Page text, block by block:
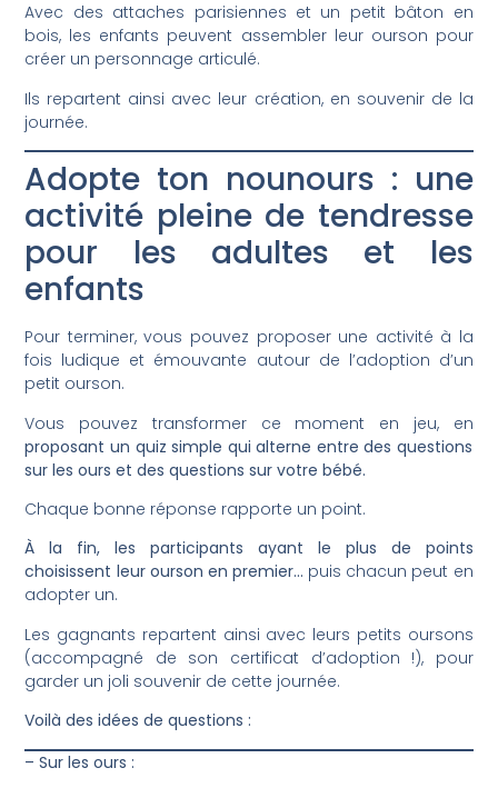
Avec des attaches parisiennes et un petit bâton en
bois, les enfants peuvent assembler leur ourson pour
créer un personnage articulé.
Ils repartent ainsi avec leur création, en souvenir de la
journée.
Adopte ton nounours : une
activité pleine de tendresse
pour les adultes et les
enfants
Pour terminer, vous pouvez proposer une activité à la
fois ludique et émouvante autour de l’adoption d’un
petit ourson.
Vous pouvez transformer ce moment en jeu, en
proposant un quiz simple qui alterne entre des questions
sur les ours et des questions sur votre bébé.
Chaque bonne réponse rapporte un point.
À la fin, les participants ayant le plus de points
choisissent leur ourson en premier… puis chacun peut en
adopter un.
Les gagnants repartent ainsi avec leurs petits oursons
(accompagné de son certificat d’adoption !), pour
garder un joli souvenir de cette journée.
Voilà des idées de questions :
– Sur les ours :